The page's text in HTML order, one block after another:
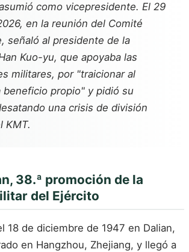
como vicepresidente. El 29
en la reunión del Comité
señaló al presidente de la
Kuo-yu, que apoyaba las
militares, por "traicionar al
beneficio propio" y pidió su
una crisis de división
KMT.
38.ª promoción de la
del Ejército
18 de diciembre de 1947 en Dalian,
en Hangzhou, Zhejiang, y llegó a